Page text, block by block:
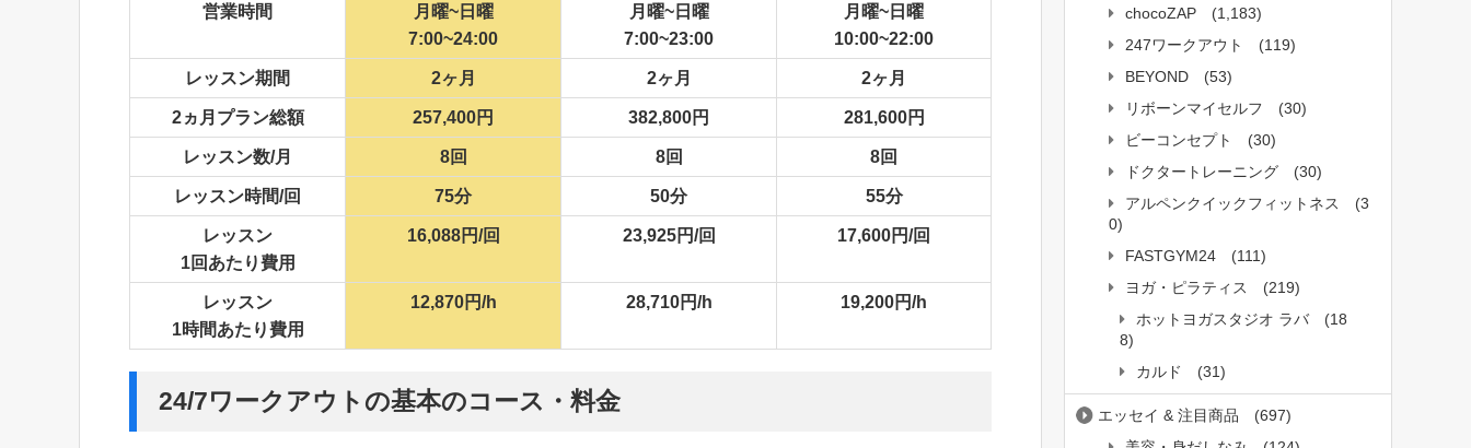
営業時間
月曜~日曜
7:00~24:00
月曜~日曜
7:00~23:00
月曜~日曜
10:00~22:00
レッスン期間 2ヶ月 2ヶ月 2ヶ月
2ヵ月プラン総額 257,400円 382,800円 281,600円
レッスン数/月 8回 8回 8回
レッスン時間/回 75分 50分 55分
レッスン
1回あたり費用
16,088円/回 23,925円/回 17,600円/回
レッスン
1時間あたり費用
12,870円/h 28,710円/h 19,200円/h
24/7ワークアウトの基本のコース・料金
chocoZAP
(1,183)
247ワークアウト
(119)
BEYOND
(53)
リボーンマイセルフ
(30)
ビーコンセプト
(30)
ドクタートレーニング
(30)
アルペンクイックフィットネス
(3
0)
FASTGYM24
(111)
ヨガ・ピラティス
(219)
ホットヨガスタジオ ラバ
(18
8)
カルド
(31)
エッセイ & 注目商品
(697)